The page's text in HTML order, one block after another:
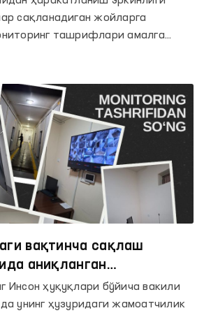
амалга оширилган
БРИФИНГ
сақланадиган жойларга
ташрифлари амалга
10 ойида ушбу кўрсаткич
вақтинча сақлаш
аниқланган
бартараф этилмоқда -
Инсон ҳуқуқлари бўйича вакили
унинг ҳузуридаги жамоатчилик